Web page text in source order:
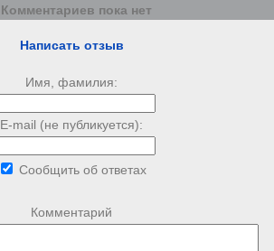
Комментариев пока нет
Написать отзыв
Имя, фамилия:
E-mail (не публикуется):
Сообщить об ответах
Комментарий